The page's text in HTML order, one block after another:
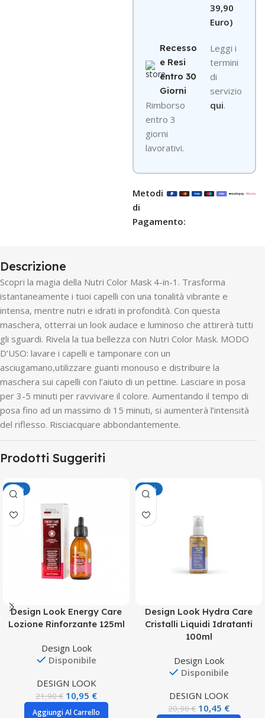
39,90
Euro)
Recesso
e Resi
entro 30
Giorni
Rimborso
entro 3
giorni
lavorativi.
Leggi i
termini
di
servizio
qui.
Metodi
di
Pagamento:
Descrizione
Scopri la magia della Nutri Color Mask 4-in-1. Trasforma
istantaneamente i tuoi capelli con una tonalità vibrante e
intensa, mentre nutri e idrati in profondità. Con questa
maschera, otterrai un look audace e luminoso che attirerà tutti
gli sguardi. Rivela la tua bellezza con Nutri Color Mask. MODO
D’USO: lavare i capelli e tamponare con un
asciugamano,utilizzare guanti monouso e distribuire la
maschera sui capelli con l’aiuto di un pettine. Lasciare in posa
per 3-5 minuti per ravvivare il colore. Aumentando il tempo di
posa fino ad un massimo di 15 minuti, si aumenterà l’intensità
del riflesso. Risciacquare abbondantemente.
Prodotti Suggeriti
-50%
Design Look Energy Care
Lozione Rinforzante 125ml
Design Look
Disponibile
DESIGN LOOK
21,90€ 10,95 €
Aggiungi Al Carrello
-50%
Design Look Hydra Care
Cristalli Liquidi Idratanti
100ml
Design Look
Disponibile
DESIGN LOOK
20,90€ 10,45 €